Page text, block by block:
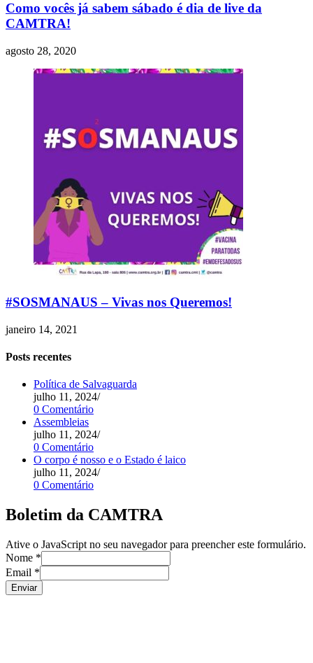
Como vocês já sabem sábado é dia de live da
CAMTRA!
agosto 28, 2020
#SOSMANAUS – Vivas nos Queremos!
janeiro 14, 2021
Posts recentes
Política de Salvaguarda
julho 11, 2024/
0 Comentário
Assembleias
julho 11, 2024/
0 Comentário
O corpo é nosso e o Estado é laico
julho 11, 2024/
0 Comentário
Boletim da CAMTRA
Ative o JavaScript no seu navegador para preencher este formulário.
Nome *
Email *
Enviar